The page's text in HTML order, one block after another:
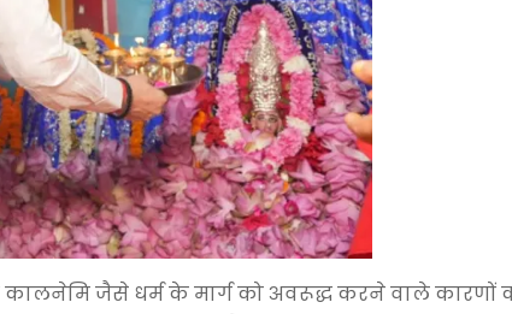
जैसे धर्म के मार्ग को अवरूद्ध करने वाले कारणों